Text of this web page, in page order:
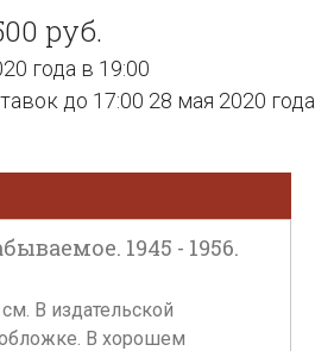
руб.
года в 19:00
до 17:00 28 мая 2020 года
1945 - 1956.
В издательской
В хорошем